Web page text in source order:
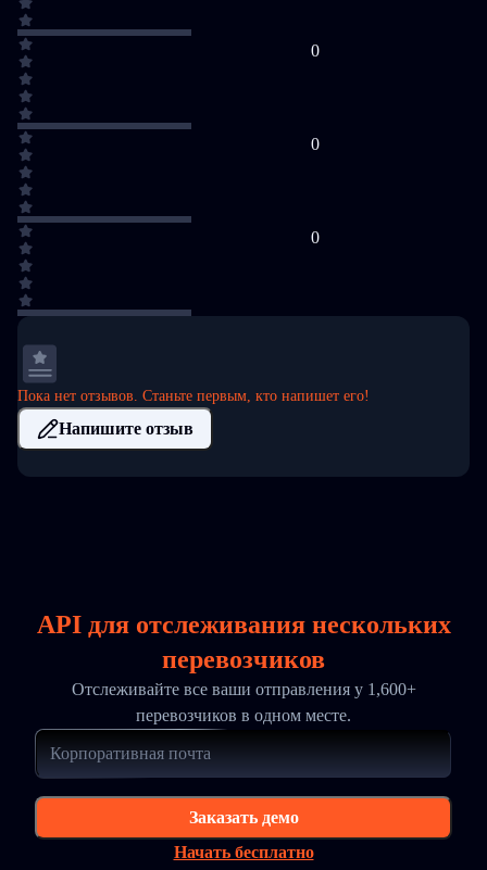
0
0
0
Пока нет отзывов. Станьте первым, кто напишет его!
Напишите отзыв
API для отслеживания нескольких
перевозчиков
Отслеживайте все ваши отправления у 1,600+
перевозчиков в одном месте.
Заказать демо
Начать бесплатно